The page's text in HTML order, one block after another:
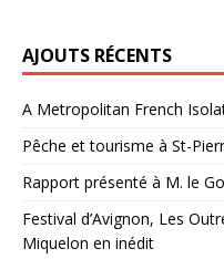
AJOUTS RÉCENTS
A Metropolitan French
Pêche et tourisme à St-
Rapport présenté à M. le
Festival d’Avignon, Les
Miquelon en inédit